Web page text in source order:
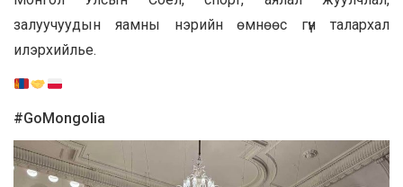
залуучуудын яамны нэрийн өмнөөс гүн талархал
илэрхийлье.
#GoMongolia